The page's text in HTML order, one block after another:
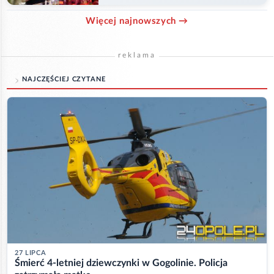
Więcej najnowszych →
reklama
NAJCZĘŚCIEJ CZYTANE
27 LIPCA
Śmierć 4-letniej dziewczynki w Gogolinie. Policja